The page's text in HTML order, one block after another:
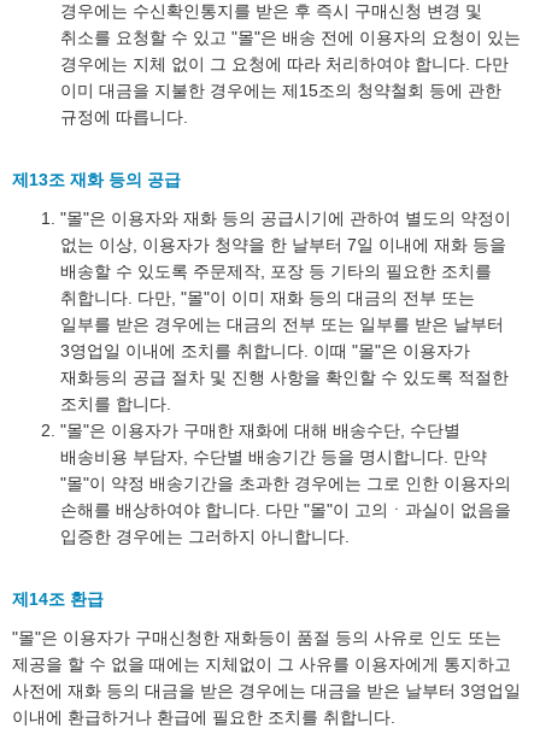
경우에는 수신확인통지를 받은 후 즉시 구매신청 변경 및
취소를 요청할 수 있고 "몰"은 배송 전에 이용자의 요청이 있는
경우에는 지체 없이 그 요청에 따라 처리하여야 합니다. 다만
이미 대금을 지불한 경우에는 제15조의 청약철회 등에 관한
규정에 따릅니다.
제13조 재화 등의 공급
"몰"은 이용자와 재화 등의 공급시기에 관하여 별도의 약정이
없는 이상, 이용자가 청약을 한 날부터 7일 이내에 재화 등을
배송할 수 있도록 주문제작, 포장 등 기타의 필요한 조치를
취합니다. 다만, "몰"이 이미 재화 등의 대금의 전부 또는
일부를 받은 경우에는 대금의 전부 또는 일부를 받은 날부터
3영업일 이내에 조치를 취합니다. 이때 "몰"은 이용자가
재화등의 공급 절차 및 진행 사항을 확인할 수 있도록 적절한
조치를 합니다.
"몰"은 이용자가 구매한 재화에 대해 배송수단, 수단별
배송비용 부담자, 수단별 배송기간 등을 명시합니다. 만약
"몰"이 약정 배송기간을 초과한 경우에는 그로 인한 이용자의
손해를 배상하여야 합니다. 다만 "몰"이 고의ㆍ과실이 없음을
입증한 경우에는 그러하지 아니합니다.
제14조 환급
"몰"은 이용자가 구매신청한 재화등이 품절 등의 사유로 인도 또는
제공을 할 수 없을 때에는 지체없이 그 사유를 이용자에게 통지하고
사전에 재화 등의 대금을 받은 경우에는 대금을 받은 날부터 3영업일
이내에 환급하거나 환급에 필요한 조치를 취합니다.